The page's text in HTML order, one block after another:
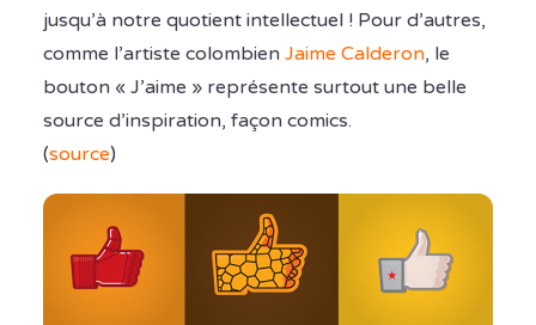
jusqu’à notre quotient intellectuel ! Pour d’autres,
comme l’artiste colombien Jaime Calderon, le
bouton « J’aime » représente surtout une belle
source d’inspiration, façon comics.
(source)